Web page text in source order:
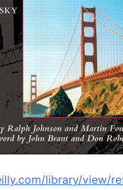
library/view/